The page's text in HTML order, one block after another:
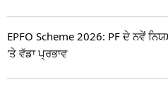
EPFO Scheme 2026: PF ਦੇ ਨਵੇਂ
'ਤੇ ਵੱਡਾ ਪ੍ਰਭਾਵ